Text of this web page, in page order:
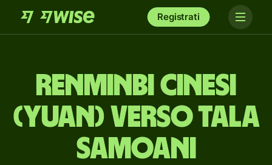
Registrati
renminbi cinesi
(yuan) verso tala
samoani